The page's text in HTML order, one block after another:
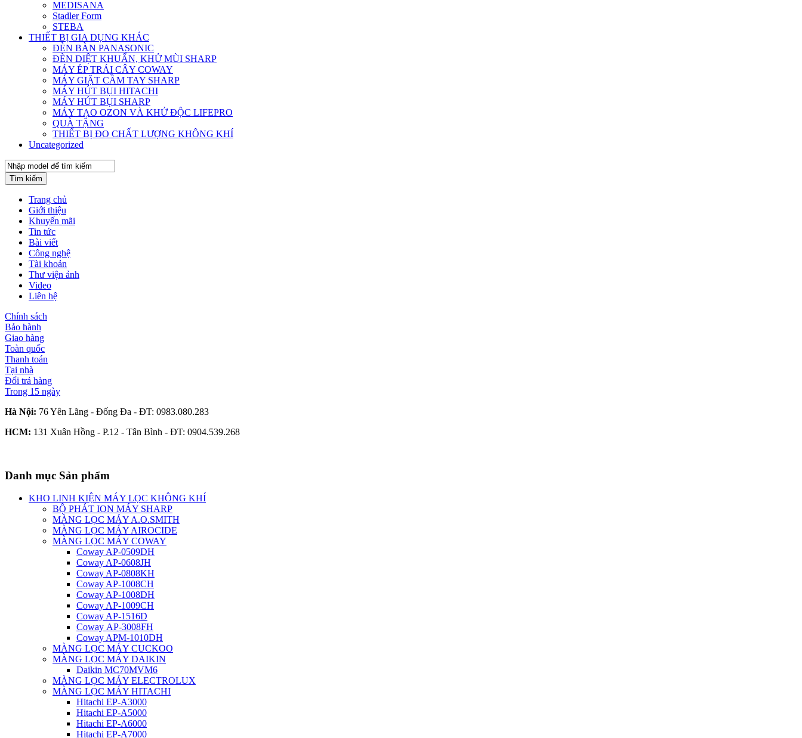
MEDISANA
Stadler Form
STEBA
THIẾT BỊ GIA DỤNG KHÁC
ĐÈN BÀN PANASONIC
ĐÈN DIỆT KHUẨN, KHỬ MÙI SHARP
MÁY ÉP TRÁI CÂY COWAY
MÁY GIẶT CẦM TAY SHARP
MÁY HÚT BỤI HITACHI
MÁY HÚT BỤI SHARP
MÁY TẠO OZON VÀ KHỬ ĐỘC LIFEPRO
QUÀ TẶNG
THIẾT BỊ ĐO CHẤT LƯỢNG KHÔNG KHÍ
Uncategorized
Tìm kiếm
Trang chủ
Giới thiệu
Khuyến mãi
Tin tức
Bài viết
Công nghệ
Tài khoản
Thư viện ảnh
Video
Liên hệ
Chính sách
Bảo hành
Giao hàng
Toàn quốc
Thanh toán
Tại nhà
Đổi trả hàng
Trong 15 ngày
Hà Nội: 76 Yên Lãng - Đống Đa - ĐT: 0983.080.283
HCM: 131 Xuân Hồng - P.12 - Tân Bình - ĐT: 0904.539.268
Danh mục Sản phẩm
KHO LINH KIỆN MÁY LỌC KHÔNG KHÍ
BỘ PHÁT ION MÁY SHARP
MÀNG LỌC MÁY A.O.SMITH
MÀNG LỌC MÁY AIROCIDE
MÀNG LỌC MÁY COWAY
Coway AP-0509DH
Coway AP-0608JH
Coway AP-0808KH
Coway AP-1008CH
Coway AP-1008DH
Coway AP-1009CH
Coway AP-1516D
Coway AP-3008FH
Coway APM-1010DH
MÀNG LỌC MÁY CUCKOO
MÀNG LỌC MÁY DAIKIN
Daikin MC70MVM6
MÀNG LỌC MÁY ELECTROLUX
MÀNG LỌC MÁY HITACHI
Hitachi EP-A3000
Hitachi EP-A5000
Hitachi EP-A6000
Hitachi EP-A7000